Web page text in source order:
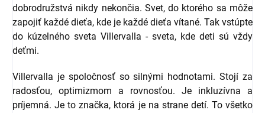
dobrodružstvá nikdy nekončia. Svet, do ktorého sa môže
zapojiť každé dieťa, kde je každé dieťa vítané. Tak vstúpte
do kúzelného sveta Villervalla - sveta, kde deti sú vždy
deťmi.
Villervalla je spoločnosť so silnými hodnotami. Stojí za
radosťou, optimizmom a rovnosťou. Je inkluzívna a
príjemná. Je to značka, ktorá je na strane detí. To všetko